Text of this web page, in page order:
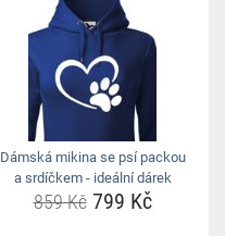
Dámská mikina se psí packou
a srdíčkem - ideální dárek
859 Kč799 Kč